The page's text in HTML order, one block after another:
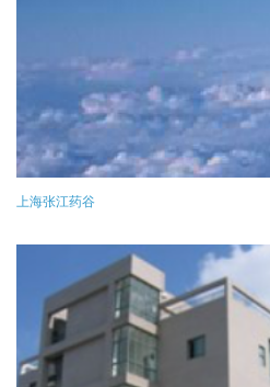
上海张江药谷